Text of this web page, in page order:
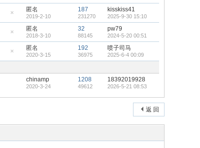
帖
藏
置
帖
藏
置
帖
匿名
2019-2-10
187
231270
kisskiss41
2025-9-30 15:10
藏
置
帖
匿名
2018-3-10
32
88145
pw79
2024-5-20 00:51
藏
顶
匿名
2020-3-15
192
36975
喷子司马
2025-6-4 00:09
chinamp
2020-3-24
1208
49612
18392019928
2026-5-21 08:53
返 回